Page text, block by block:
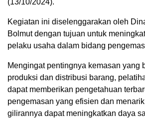
(13/10/2024).
Kegiatan ini diselenggarakan oleh
Bolmut dengan tujuan untuk
pelaku usaha dalam bidang
Mengingat pentingnya kemasan yang
produksi dan distribusi barang,
dapat memberikan pengetahuan
pengemasan yang efisien dan
gilirannya dapat meningkatkan daya